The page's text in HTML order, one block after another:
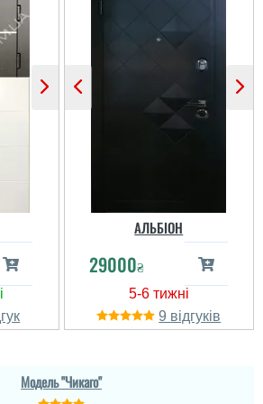
Віктор
та надійне, фарбований
АЛЬБІОН
29000₴
9
Модель "Чикаго"